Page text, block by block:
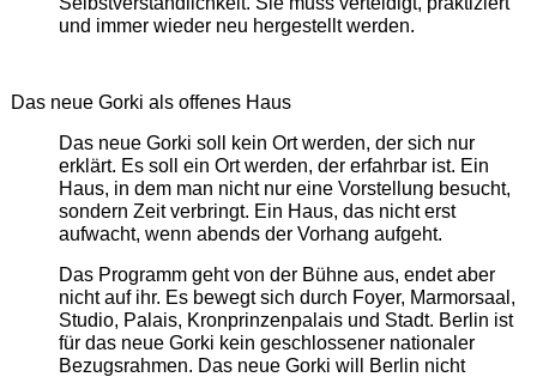
und immer wieder neu hergestellt werden.
Das neue Gorki als offenes Haus
Das neue Gorki soll kein Ort werden, der sich nur
erklärt. Es soll ein Ort werden, der erfahrbar ist. Ein
Haus, in dem man nicht nur eine Vorstellung besucht,
sondern Zeit verbringt. Ein Haus, das nicht erst
aufwacht, wenn abends der Vorhang aufgeht.
Das Programm geht von der Bühne aus, endet aber
nicht auf ihr. Es bewegt sich durch Foyer, Marmorsaal,
Studio, Palais, Kronprinzenpalais und Stadt. Berlin ist
für das neue Gorki kein geschlossener nationaler
Bezugsrahmen. Das neue Gorki will Berlin nicht